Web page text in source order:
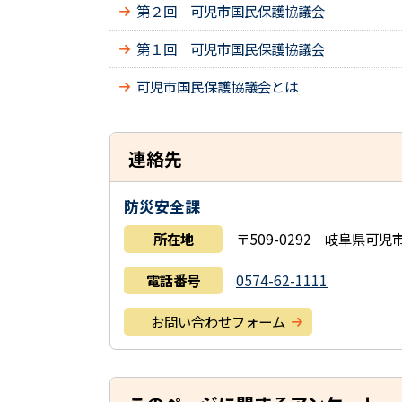
第２回 可児市国民保護協議会
第１回 可児市国民保護協議会
可児市国民保護協議会とは
連絡先
防災安全課
所在地 〒509-0292 岐阜県可児
電話番号 0574-62-1111
お問い合わせフォーム